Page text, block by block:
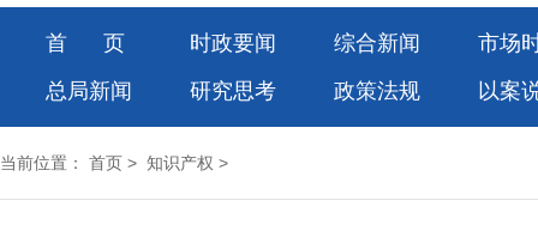
首 页 时政要闻 综合新闻
市场
总局新闻
研究思考 政策法规 以案
当前位置： 首页 > 知识产权 >